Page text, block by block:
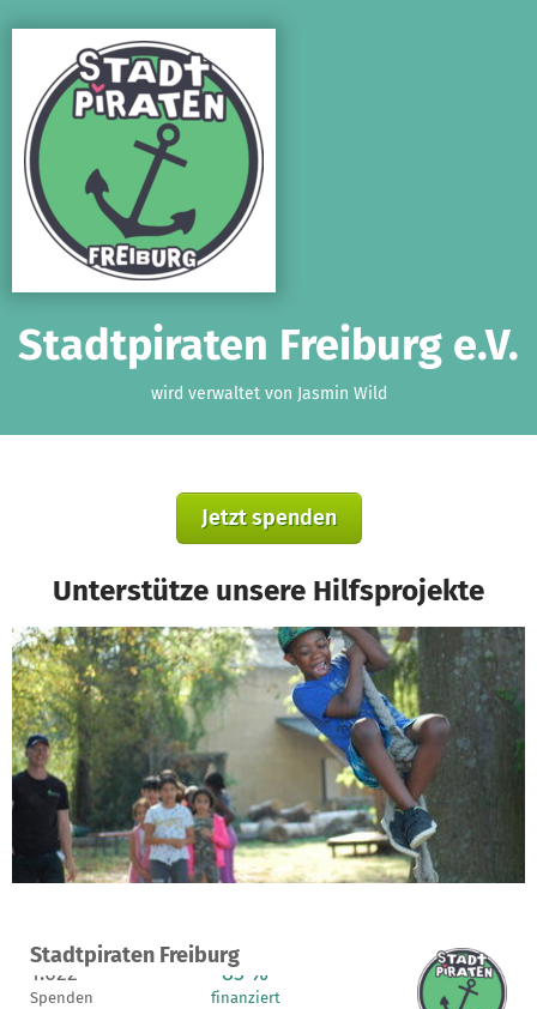
Stadtpiraten Freiburg e.V.
wird verwaltet von Jasmin Wild
Jetzt spenden
Unterstütze unsere Hilfsprojekte
Stadtpiraten Freiburg
Ein Projekt in Freiburg, Deutschland
1.622
Spenden
85 %
finanziert
17.864 €
fehlen noch